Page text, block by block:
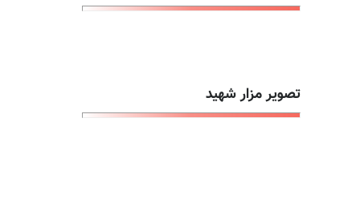
تصویر مزار شهید